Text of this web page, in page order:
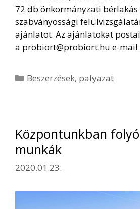
72 db önkormányzati
szabványossági
ajánlatot. Az ajánlatokat
a probiort@probiort.hu e-mail
Kategória
Beszerzések, palyazat
Központunkban
munkák
2020.01.23.